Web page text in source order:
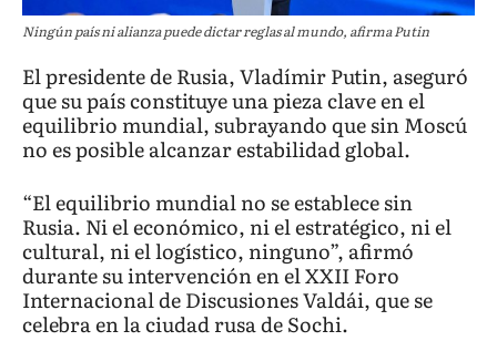
Ningún país ni alianza puede dictar reglas al mundo, afirma Putin
El presidente de Rusia, Vladímir Putin, aseguró
que su país constituye una pieza clave en el
equilibrio mundial, subrayando que sin Moscú
no es posible alcanzar estabilidad global.
“El equilibrio mundial no se establece sin
Rusia. Ni el económico, ni el estratégico, ni el
cultural, ni el logístico, ninguno”, afirmó
durante su intervención en el XXII Foro
Internacional de Discusiones Valdái, que se
celebra en la ciudad rusa de Sochi.